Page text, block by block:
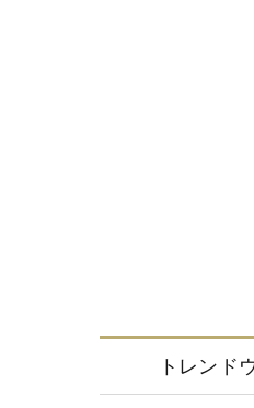
トレンド